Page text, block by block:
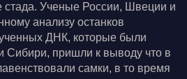
стада. Ученые России, Швеции и
анализу останков
ДНК, которые были
Сибири, пришли к выводу что в
самки, в то время